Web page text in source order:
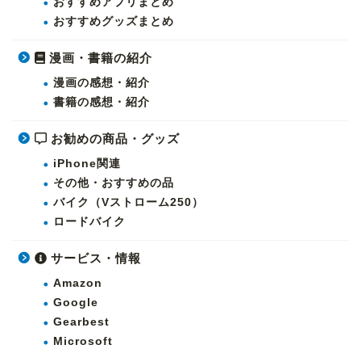
おすすめグッズまとめ
漫画・書籍の紹介
漫画の感想・紹介
書籍の感想・紹介
お勧めの商品・グッズ
iPhone関連
その他・おすすめの品
バイク（Vストローム250）
ロードバイク
サービス・情報
Amazon
Google
Gearbest
Microsoft